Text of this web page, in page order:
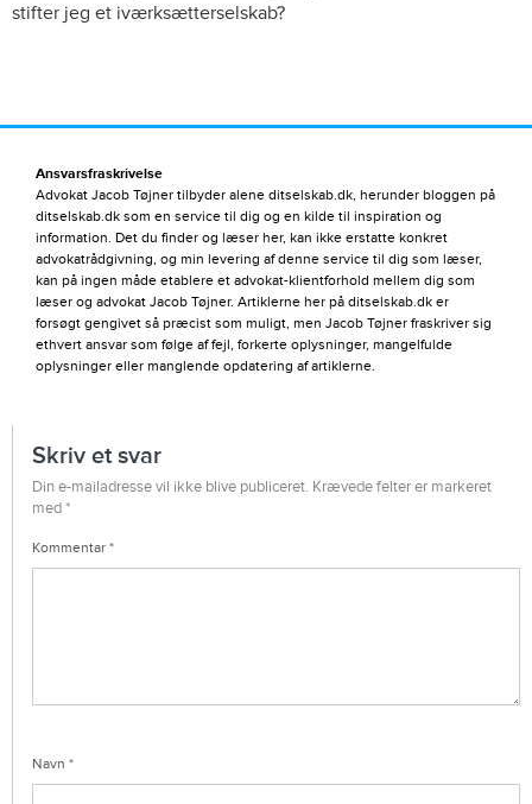
stifter jeg et iværksætterselskab?
Ansvarsfraskrivelse
Advokat Jacob Tøjner tilbyder alene ditselskab.dk, herunder bloggen på
ditselskab.dk som en service til dig og en kilde til inspiration og
information. Det du finder og læser her, kan ikke erstatte konkret
advokatrådgivning, og min levering af denne service til dig som læser,
kan på ingen måde etablere et advokat-klientforhold mellem dig som
læser og advokat Jacob Tøjner. Artiklerne her på ditselskab.dk er
forsøgt gengivet så præcist som muligt, men Jacob Tøjner fraskriver sig
ethvert ansvar som følge af fejl, forkerte oplysninger, mangelfulde
oplysninger eller manglende opdatering af artiklerne.
Skriv et svar
Din e-mailadresse vil ikke blive publiceret. Krævede felter er markeret
med*
Kommentar *
Navn *